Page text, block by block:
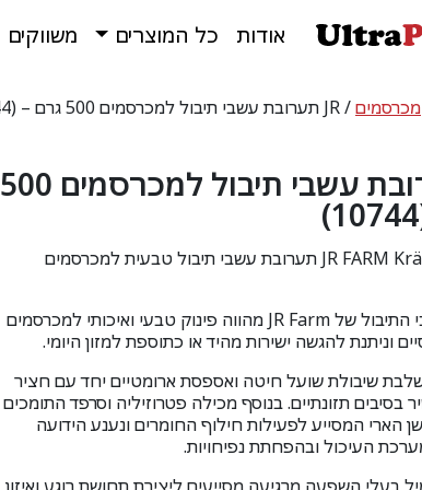
אודות כל המוצרים משווקים
מכרסמים/ JR תערובת עשבי תיבול למכרסמים 500 גרם – (10744)
JR תערובת עשבי תיבול למכרסמים 500
JR FARM Kräutergarten תערובת עשבי תיבול טבעית למכרסמים
התיבול שלJR Farm מהווה פינוק טבעי ואיכותי למכרסמים
וניתנת להגשה ישירות מהיד או כתוספת למזון היומי.
שיבולת שועל חיטה ואספסת ארומטיים יחד עם חציר
בסיבים תזונתיים. בנוסף מכילה פטרוזיליה וסרפד התומכים
הארי המסייע לפעילות חילוף החומרים ונענע הידועה
העיכול ובהפחתת נפיחויות.